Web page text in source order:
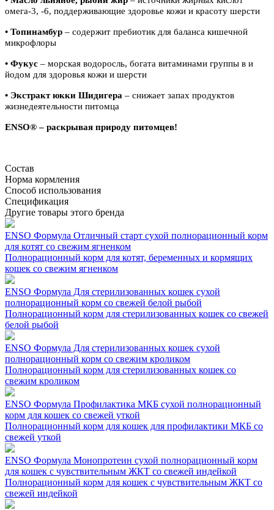
омега-3, -6, поддерживающие здоровье кожи и красоту шерсти
• Топинамбур – содержит пребиотик для баланса кишечной
микрофлоры
• Фукус – морская водоросль, богата витаминами группы в и
йодом для здоровья кожи и шерсти
• Экстракт юкки Шидигера – снижает запах продуктов
жизнедеятельности питомца
ENSO® – раскрывая природу питомцев!
Состав
Норма кормления
Способ использования
Спецификация
Другие товары этого бренда
ENSO Формула Отличный старт сухой полнорационный корм
для котят со свежим ягненком
Полнорационный корм для котят, беременных и кормящих
кошек со свежим ягненком
ENSO Формула Для стерилизованных кошек сухой
полнорационный корм со свежей белой рыбой
Полнорационный корм для стерилизованных кошек со свежей
белой рыбой
ENSO Формула Для стерилизованных кошек сухой
полнорационный корм со свежим кроликом
Полнорационный корм для стерилизованных кошек со
свежим кроликом
ENSO Формула Профилактика МКБ сухой полнорационный
корм для кошек со свежей уткой
Полнорационный корм для кошек для профилактики МКБ со
свежей уткой
ENSO Формула Монопротеин сухой полнорационный корм
для кошек с чувствительным ЖКТ со свежей индейкой
Полнорационный корм для кошек с чувствительным ЖКТ со
свежей индейкой